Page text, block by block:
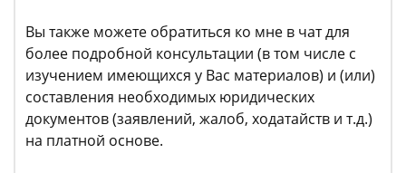
Вы также можете обратиться ко мне в чат для
более подробной консультации (в том числе с
изучением имеющихся у Вас материалов) и (или)
составления необходимых юридических
документов (заявлений, жалоб, ходатайств и т.д.)
на платной основе.